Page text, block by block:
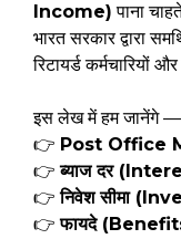
Income) पाना
भारत सरकार द्वारा
रिटायर्ड कर्मचारियों
इस लेख में हम जानेंगे —
👉 Post Office
👉ब्याज दर
👉निवेश सीमा
👉फायदे